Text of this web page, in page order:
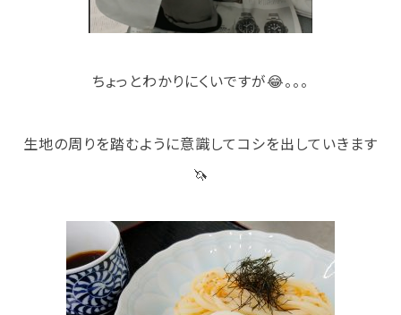
企業担当者の方へ
保護者の方へ
アクセス
情報公開
よくあるご質問
ちょっとわかりにくいですが😂。。。
生地の周りを踏むように意識してコシを出していきます
🦄